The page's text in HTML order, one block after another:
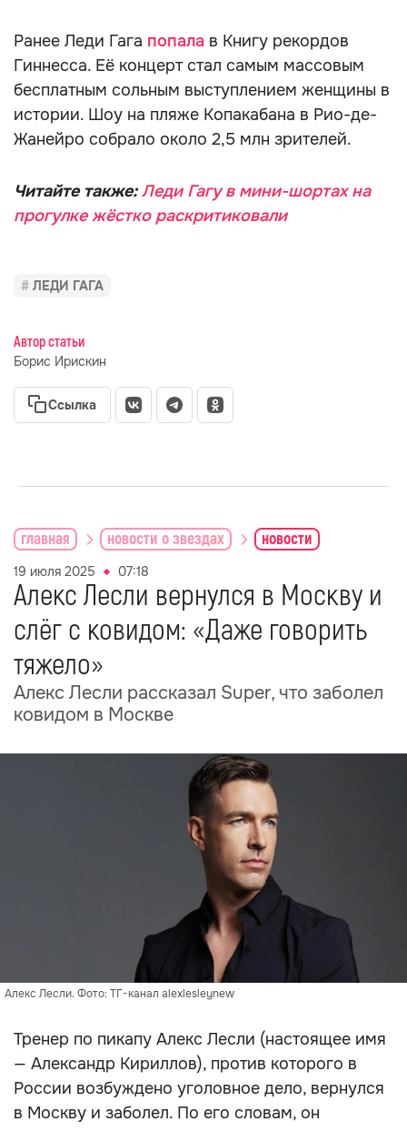
Ранее Леди Гага попала в Книгу рекордов
Гиннесса. Её концерт стал самым массовым
бесплатным сольным выступлением женщины в
истории. Шоу на пляже Копакабана в Рио-де-
Жанейро собрало около 2,5 млн зрителей.
Читайте также:Леди Гагу в мини-шортах на
прогулке жёстко раскритиковали
ЛЕДИ ГАГА
Автор статьи
Борис Ирискин
Ссылка
главная новости о звездах новости
19 июля 2025 07:18
Алекс Лесли вернулся в Москву и
слёг с ковидом: «Даже говорить
тяжело»
Алекс Лесли рассказал Super, что заболел
ковидом в Москве
Алекс Лесли. Фото: ТГ-канал alexlesleynew
Тренер по пикапу Алекс Лесли (настоящее имя
— Александр Кириллов), против которого в
России возбуждено уголовное дело, вернулся
в Москву и заболел. По его словам, он